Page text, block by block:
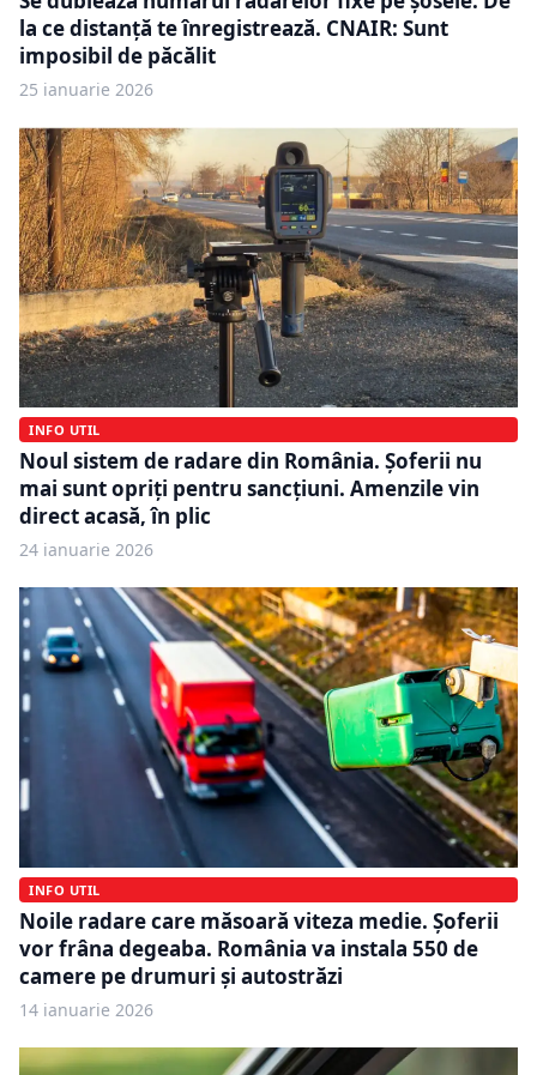
la ce distanță te înregistrează. CNAIR: Sunt
imposibil de păcălit
25 ianuarie 2026
INFO UTIL
Noul sistem de radare din România. Șoferii nu
mai sunt opriți pentru sancțiuni. Amenzile vin
direct acasă, în plic
24 ianuarie 2026
INFO UTIL
Noile radare care măsoară viteza medie. Șoferii
vor frâna degeaba. România va instala 550 de
camere pe drumuri și autostrăzi
14 ianuarie 2026